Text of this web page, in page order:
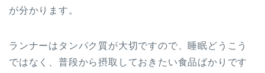
が分かります。
ランナーはタンパク質が大切ですので、睡眠どうこう
ではなく、普段から摂取しておきたい食品ばかりです